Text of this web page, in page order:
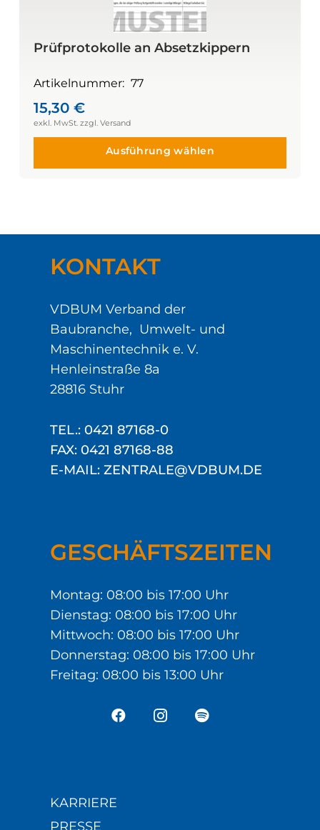
Prüfprotokolle an Absetzkippern
Artikelnummer: 77
15,30 €
Ausführung wählen
KONTAKT
VDBUM Verband der
Baubranche, Umwelt- und
Maschinentechnik e. V.
Henleinstraße 8a
28816 Stuhr
TEL.: 0421 87168-0
FAX: 0421 87168-88
E-MAIL: ZENTRALE@VDBUM.DE
GESCHÄFTSZEITEN
Montag: 08:00 bis 17:00 Uhr
Dienstag: 08:00 bis 17:00 Uhr
Mittwoch: 08:00 bis 17:00 Uhr
Donnerstag: 08:00 bis 17:00 Uhr
Freitag: 08:00 bis 13:00 Uhr
KARRIERE
PRESSE